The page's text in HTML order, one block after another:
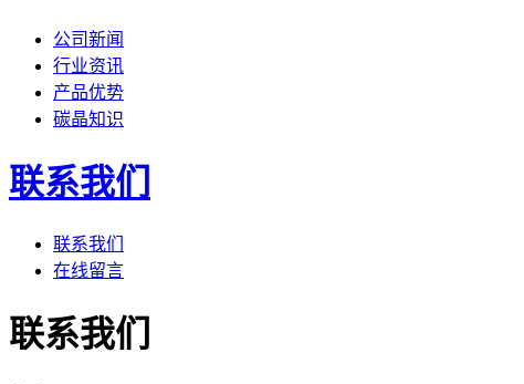
公司新闻
行业资讯
产品优势
碳晶知识
联系我们
联系我们
在线留言
联系我们